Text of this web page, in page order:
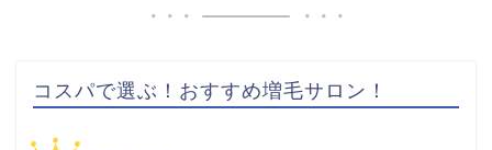
コスパで選ぶ！おすすめ増毛サロン！